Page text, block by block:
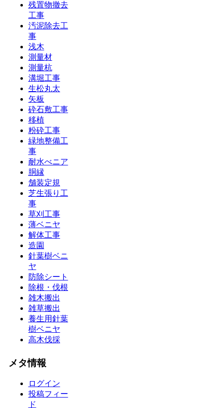
残置物撤去
工事
汚泥除去工
事
浅木
測量材
測量杭
溝堀工事
生松丸太
矢板
砕石敷工事
移植
粉砕工事
緑地整備工
事
耐水べニア
胴縁
舗装定規
芝生張り工
事
草刈工事
薄ベニヤ
解体工事
造園
針葉樹ベニ
ヤ
防除シート
除根・伐根
雑木搬出
雑草搬出
養生用針葉
樹ベニヤ
高木伐採
メタ情報
ログイン
投稿フィー
ド